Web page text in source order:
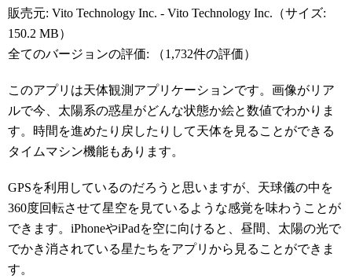
販売元: Vito Technology Inc. - Vito Technology Inc.（サイズ:
150.2 MB）
全てのバージョンの評価:
（1,732件の評価）
このアプリは天体観測アプリケーションです。画像がリア
ルで今、太陽系の惑星がどんな状態か絵と数値でわかりま
す。時間を進めたり戻したりして天体を見ることができる
タイムマシン機能もあります。
GPSを利用しているのだろうと思いますが、天球儀の中を
360度回転させて星空を見ているような感覚を味わうことが
できます。iPhoneやiPadを空に向けると、昼間、太陽の光で
でかき消されている星たちをアプリから見ることができま
す。